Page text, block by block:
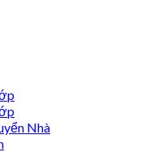
Nhà